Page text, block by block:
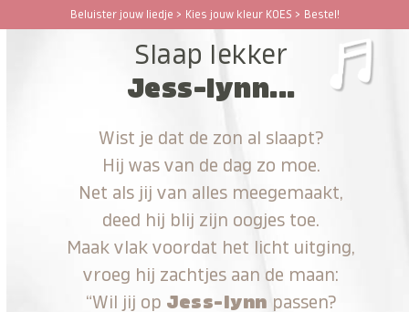
Beluister jouw liedje > Kies jouw kleur KOES > Bestel!
Open
Close
Slaap lekker
Jess-lynn...
Wist je dat de zon al slaapt?
Hij was van de dag zo moe.
Net als jij van alles meegemaakt,
deed hij blij zijn oogjes toe.
Maak vlak voordat het licht uitging,
vroeg hij zachtjes aan de maan:
“Wil jij op Jess-lynn passen?